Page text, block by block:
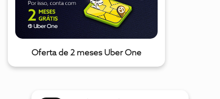
Oferta de 2 meses Uber One